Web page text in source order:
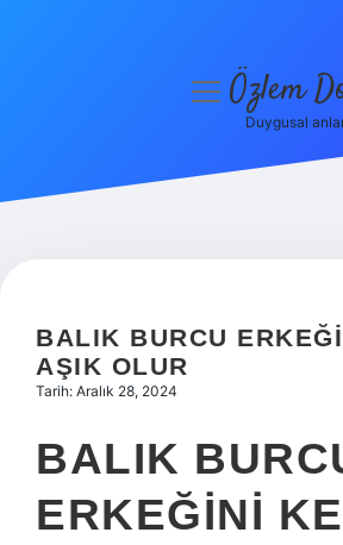
Hakkımızda
menüyüÖzlem
Duygusal
BALIK BURCU
AŞIK OLUR
Tarih: Aralık 28, 2024
BALIK
ERKEĞINI